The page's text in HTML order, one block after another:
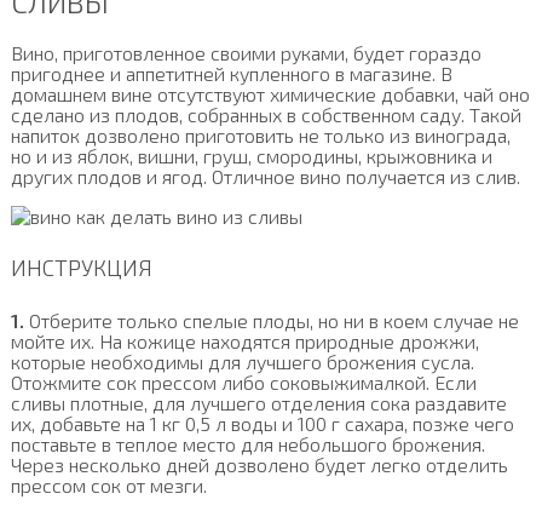
Вино, приготовленное своими руками, будет гораздо
пригоднее и аппетитней купленного в магазине. В
домашнем вине отсутствуют химические добавки, чай оно
сделано из плодов, собранных в собственном саду. Такой
напиток дозволено приготовить не только из винограда,
но и из яблок, вишни, груш, смородины, крыжовника и
других плодов и ягод. Отличное вино получается из слив.
ИНСТРУКЦИЯ
1. Отберите только спелые плоды, но ни в коем случае не
мойте их. На кожице находятся природные дрожжи,
которые необходимы для лучшего брожения сусла.
Отожмите сок прессом либо соковыжималкой. Если
сливы плотные, для лучшего отделения сока раздавите
их, добавьте на 1 кг 0,5 л воды и 100 г сахара, позже чего
поставьте в теплое место для небольшого брожения.
Через несколько дней дозволено будет легко отделить
прессом сок от мезги.